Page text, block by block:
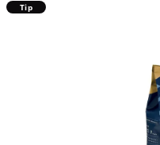
Tip